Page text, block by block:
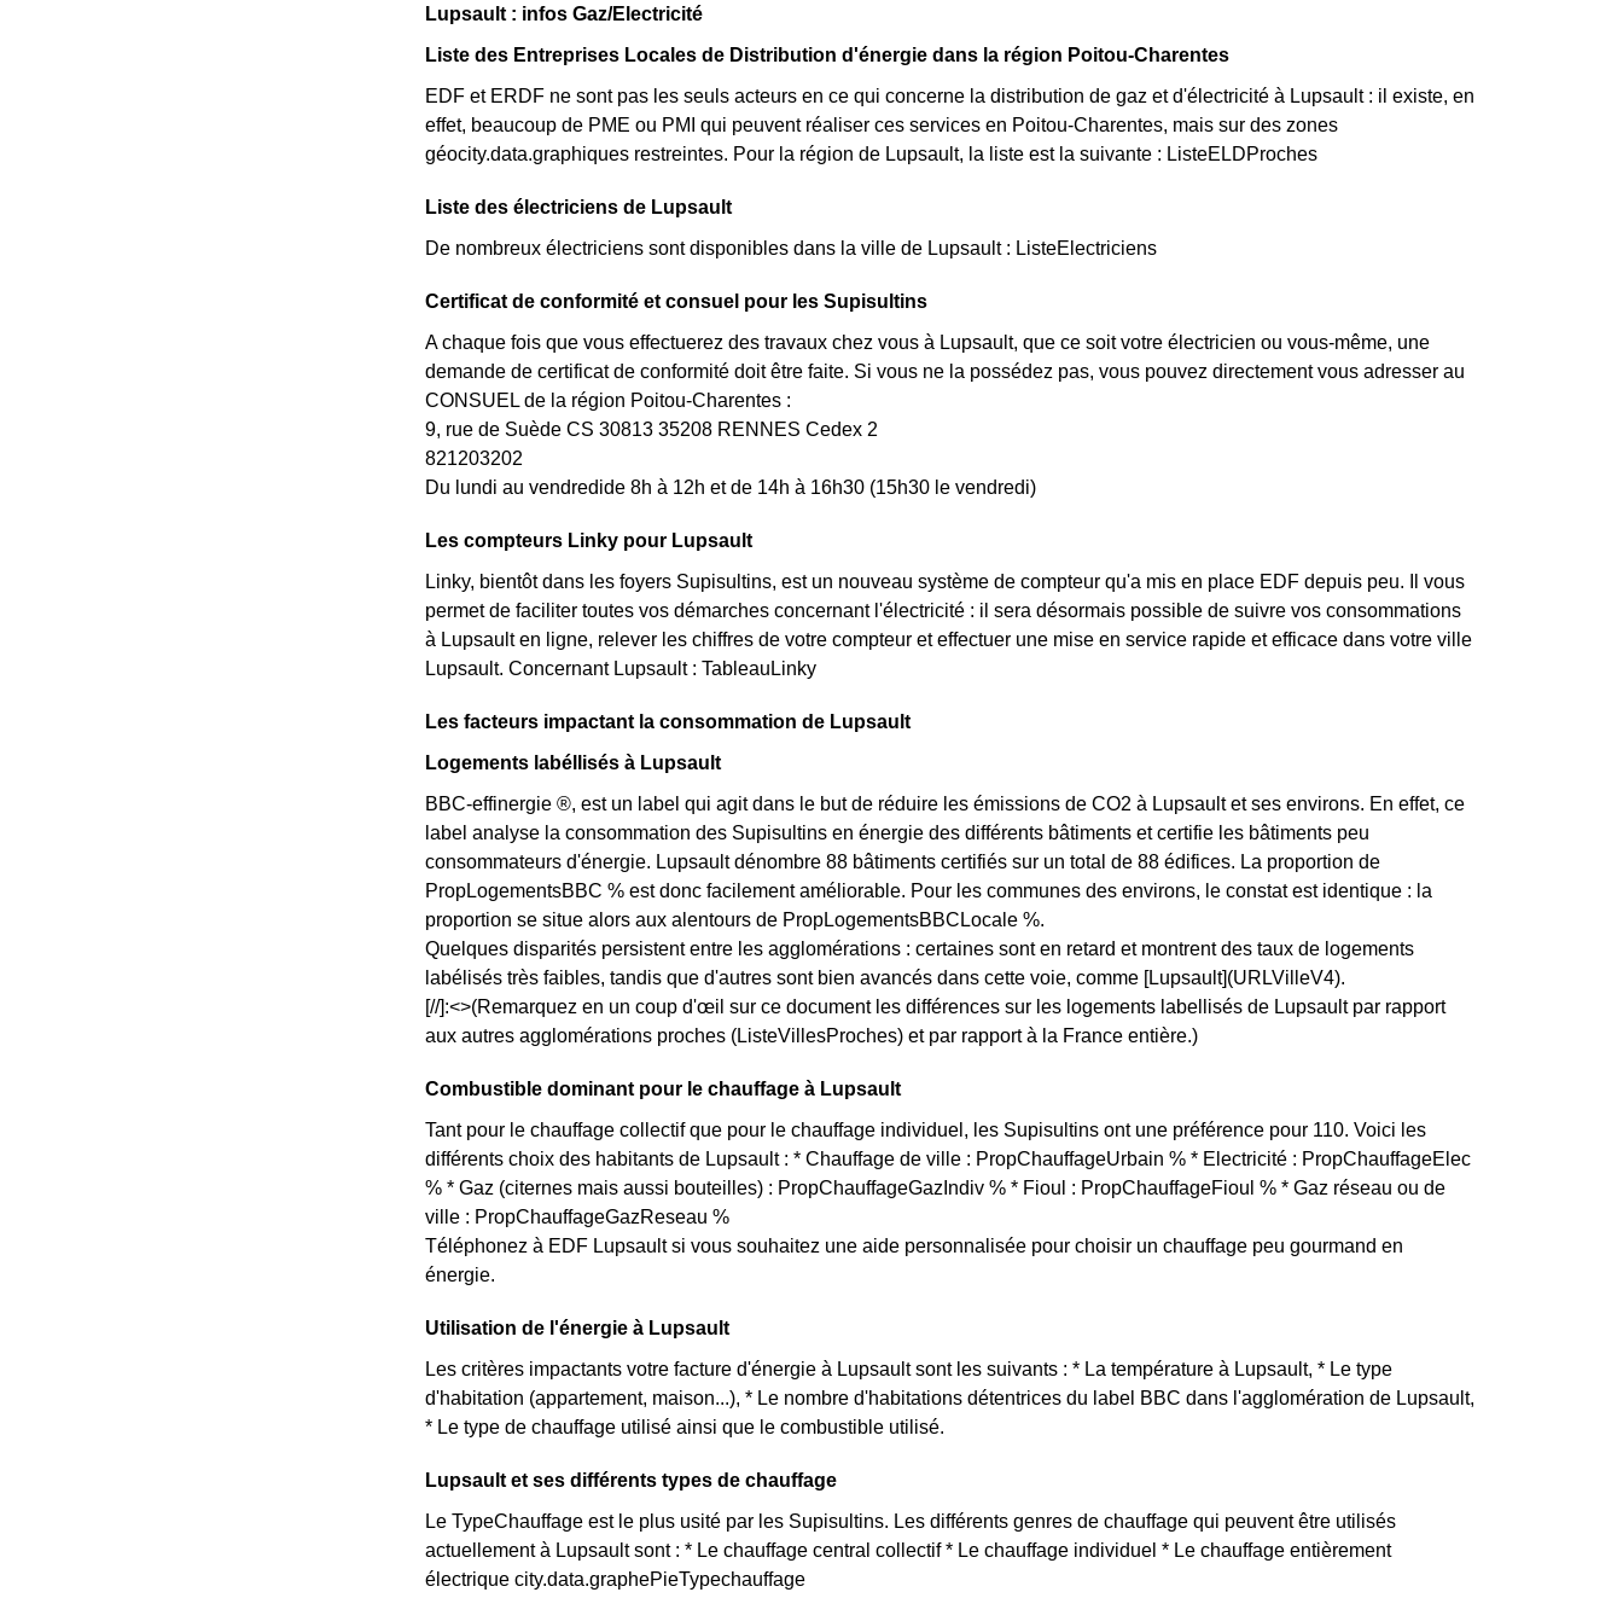
Lupsault : infos Gaz/Electricité
Liste des Entreprises Locales de Distribution d'énergie dans la région Poitou-Charentes
EDF et ERDF ne sont pas les seuls acteurs en ce qui concerne la distribution de gaz et d'électricité à Lupsault : il existe, en
effet, beaucoup de PME ou PMI qui peuvent réaliser ces services en Poitou-Charentes, mais sur des zones
géocity.data.graphiques restreintes. Pour la région de Lupsault, la liste est la suivante : ListeELDProches
Liste des électriciens de Lupsault
De nombreux électriciens sont disponibles dans la ville de Lupsault : ListeElectriciens
Certificat de conformité et consuel pour les Supisultins
A chaque fois que vous effectuerez des travaux chez vous à Lupsault, que ce soit votre électricien ou vous-même, une
demande de certificat de conformité doit être faite. Si vous ne la possédez pas, vous pouvez directement vous adresser au
CONSUEL de la région Poitou-Charentes :
9, rue de Suède CS 30813 35208 RENNES Cedex 2
821203202
Du lundi au vendredide 8h à 12h et de 14h à 16h30 (15h30 le vendredi)
Les compteurs Linky pour Lupsault
Linky, bientôt dans les foyers Supisultins, est un nouveau système de compteur qu'a mis en place EDF depuis peu. Il vous
permet de faciliter toutes vos démarches concernant l'électricité : il sera désormais possible de suivre vos consommations
à Lupsault en ligne, relever les chiffres de votre compteur et effectuer une mise en service rapide et efficace dans votre ville
Lupsault. Concernant Lupsault : TableauLinky
Les facteurs impactant la consommation de Lupsault
Logements labéllisés à Lupsault
BBC-effinergie ®, est un label qui agit dans le but de réduire les émissions de CO2 à Lupsault et ses environs. En effet, ce
label analyse la consommation des Supisultins en énergie des différents bâtiments et certifie les bâtiments peu
consommateurs d'énergie. Lupsault dénombre 88 bâtiments certifiés sur un total de 88 édifices. La proportion de
PropLogementsBBC % est donc facilement améliorable. Pour les communes des environs, le constat est identique : la
proportion se situe alors aux alentours de PropLogementsBBCLocale %.
Quelques disparités persistent entre les agglomérations : certaines sont en retard et montrent des taux de logements
labélisés très faibles, tandis que d'autres sont bien avancés dans cette voie, comme [Lupsault](URLVilleV4).
[//]:<>(Remarquez en un coup d'œil sur ce document les différences sur les logements labellisés de Lupsault par rapport
aux autres agglomérations proches (ListeVillesProches) et par rapport à la France entière.)
Combustible dominant pour le chauffage à Lupsault
Tant pour le chauffage collectif que pour le chauffage individuel, les Supisultins ont une préférence pour 110. Voici les
différents choix des habitants de Lupsault : * Chauffage de ville : PropChauffageUrbain % * Electricité : PropChauffageElec
% * Gaz (citernes mais aussi bouteilles) : PropChauffageGazIndiv % * Fioul : PropChauffageFioul % * Gaz réseau ou de
ville : PropChauffageGazReseau %
Téléphonez à EDF Lupsault si vous souhaitez une aide personnalisée pour choisir un chauffage peu gourmand en
énergie.
Utilisation de l'énergie à Lupsault
Les critères impactants votre facture d'énergie à Lupsault sont les suivants : * La température à Lupsault, * Le type
d'habitation (appartement, maison...), * Le nombre d'habitations détentrices du label BBC dans l'agglomération de Lupsault,
* Le type de chauffage utilisé ainsi que le combustible utilisé.
Lupsault et ses différents types de chauffage
Le TypeChauffage est le plus usité par les Supisultins. Les différents genres de chauffage qui peuvent être utilisés
actuellement à Lupsault sont : * Le chauffage central collectif * Le chauffage individuel * Le chauffage entièrement
électrique city.data.graphePieTypechauffage